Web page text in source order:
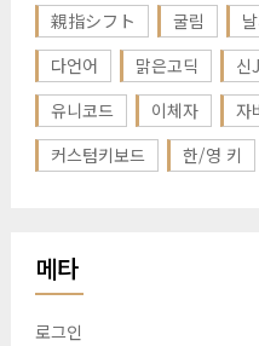
親指シフト
굴림
다언어
맑은고딕 신
유니코드
이체자 자
커스텀키보드
한/영 키
메타
로그인